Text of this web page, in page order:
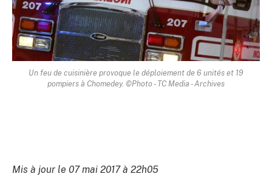
Un feu de cuisinière provoque le déploiement de 6 unités et 19
pompiers à Chomedey. ©Photo - TC Media - Archives
Mis à jour le 07 mai 2017 à 22h05